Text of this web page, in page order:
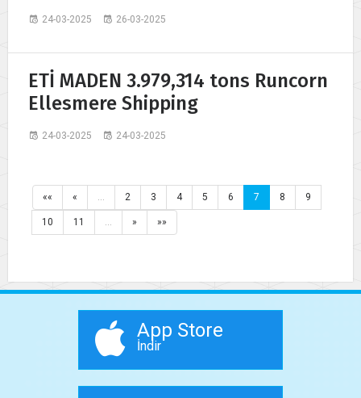
24-03-2025 26-03-2025
ETİ MADEN 3.979,314 tons Runcorn
Ellesmere Shipping
24-03-2025 24-03-2025
«« « … 2 3 4 5 6 7 8 9
10 11 … » »»
App Store
İndir